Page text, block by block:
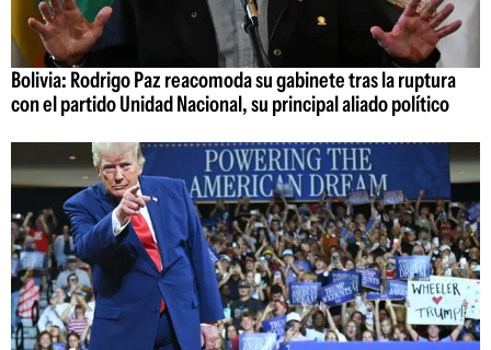
Bolivia: Rodrigo Paz reacomoda su gabinete tras la ruptura
con el partido Unidad Nacional, su principal aliado político